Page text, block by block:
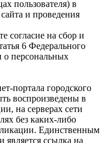
пользователя) в
и проведения
согласие на сбор и
6 Федерального
о персональных
портала городского
воспроизведены в
на серверах сети
без каких-либо
Единственным
является ссылка на